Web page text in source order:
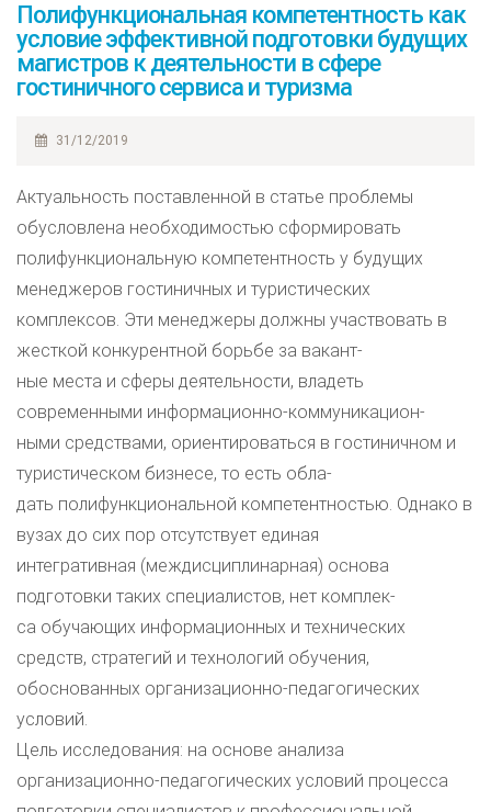
Полифункциональная компетентность как
условие эффективной подготовки будущих
магистров к деятельности в сфере
гостиничного сервиса и туризма
31/12/2019
Актуальность поставленной в статье проблемы
обусловлена необходимостью сформировать
полифункциональную компетентность у будущих
менеджеров гостиничных и туристических
комплексов. Эти менеджеры должны участвовать в
жесткой конкурентной борьбе за вакант-
ные места и сферы деятельности, владеть
современными информационно-коммуникацион-
ными средствами, ориентироваться в гостиничном и
туристическом бизнесе, то есть обла-
дать полифункциональной компетентностью. Однако в
вузах до сих пор отсутствует единая
интегративная (междисциплинарная) основа
подготовки таких специалистов, нет комплек-
са обучающих информационных и технических
средств, стратегий и технологий обучения,
обоснованных организационно-педагогических
условий.
Цель исследования: на основе анализа
организационно-педагогических условий процесса